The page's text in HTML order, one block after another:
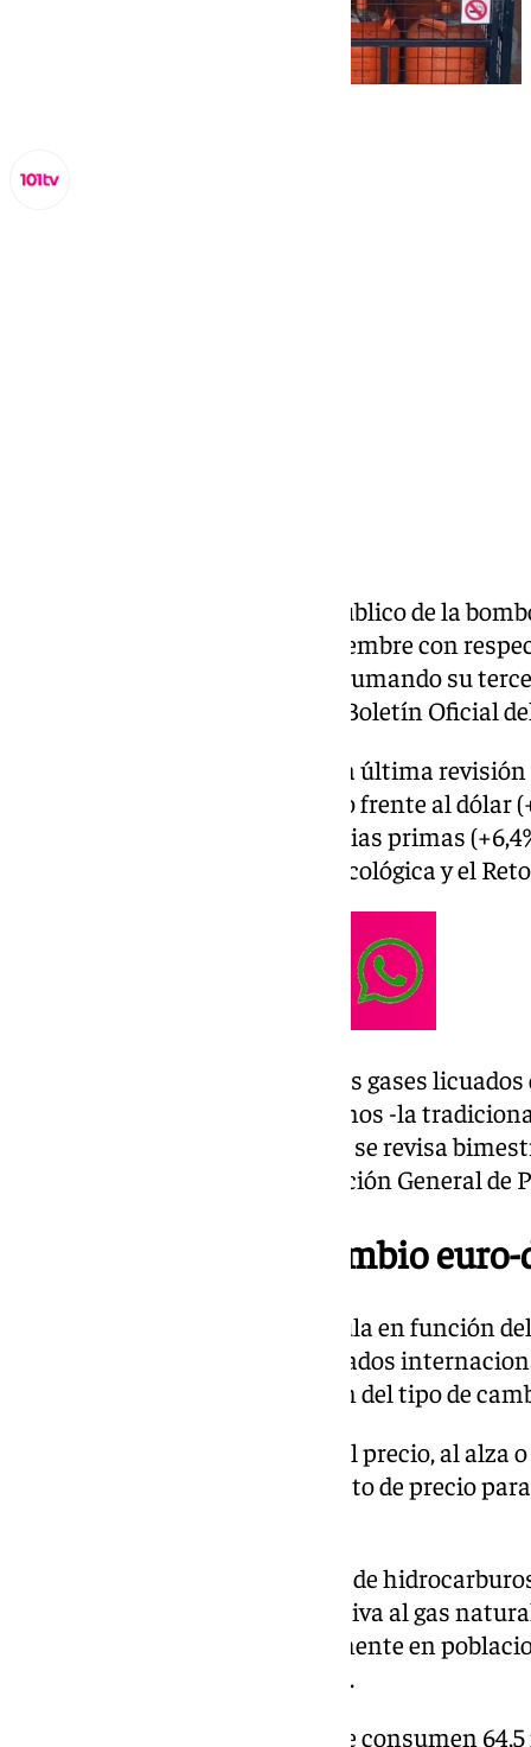
El precio máximo de venta al público de la
partir de este martes 18 de noviembre con
revisión, hasta los 15,46 euros, sumando su
una resolución publicada en el Boletín Oficial
En concreto, el descenso de esta última
(-14,9%) y la apreciación del euro frente al
de las cotizaciones de las materias primas
Ministerio para la Transición Ecológica y el
El precio máximo de venta de los gases
envases de entre 8 y 20 kilogramos -la
encuentra liberalizado. Su valor se revisa
mes, por Resolución de la Dirección General
Evolución del tipo cambio
Esta revisión bimestral se calcula en función
(propano y butano) en los mercados
fletes (transporte) y la evolución del tipo de
Por otra parte, dicha revisión del precio, al alza
acumulándose el exceso o defecto de precio
El GLP envasado es una mezcla de
butano, que sirve como alternativa al gas
en envases a presión, especialmente en
conexión a la red de gas natural.
En la actualidad, anualmente se consumen